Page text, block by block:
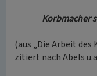
Korbmacher
(aus „Die Arbeit des
zitiert nach Abels